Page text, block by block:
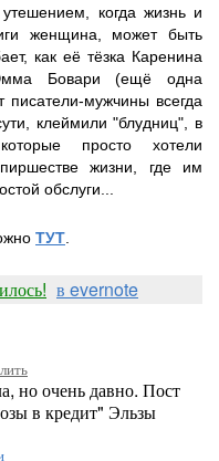
когда жизнь и
женщина, может быть
как её тёзка Каренина
Бовари (ещё одна
мужчины всегда
клеймили "блудниц", в
просто хотели
жизни, где им
обслуги...
ТУТ
в evernote
но очень давно. Пост
в кредит" Эльзы